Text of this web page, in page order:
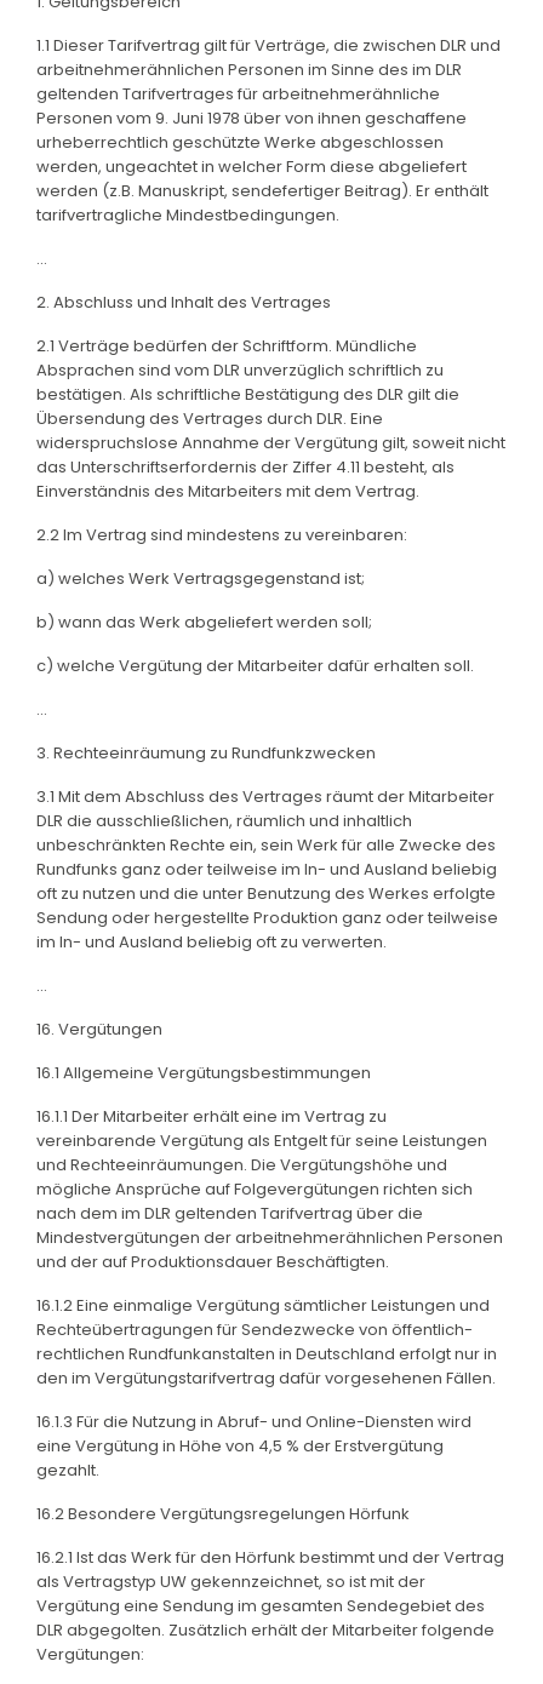
1.1 Dieser Tarifvertrag gilt für Verträge, die zwischen DLR und
arbeitnehmerähnlichen Personen im Sinne des im DLR
geltenden Tarifvertrages für arbeitnehmerähnliche
Personen vom 9. Juni 1978 über von ihnen geschaffene
urheberrechtlich geschützte Werke abgeschlossen
werden, ungeachtet in welcher Form diese abgeliefert
werden (z.B. Manuskript, sendefertiger Beitrag). Er enthält
tarifvertragliche Mindestbedingungen.
...
2. Abschluss und Inhalt des Vertrages
2.1 Verträge bedürfen der Schriftform. Mündliche
Absprachen sind vom DLR unverzüglich schriftlich zu
bestätigen. Als schriftliche Bestätigung des DLR gilt die
Übersendung des Vertrages durch DLR. Eine
widerspruchslose Annahme der Vergütung gilt, soweit nicht
das Unterschriftserfordernis der Ziffer 4.11 besteht, als
Einverständnis des Mitarbeiters mit dem Vertrag.
2.2 Im Vertrag sind mindestens zu vereinbaren:
a) welches Werk Vertragsgegenstand ist;
b) wann das Werk abgeliefert werden soll;
c) welche Vergütung der Mitarbeiter dafür erhalten soll.
...
3. Rechteeinräumung zu Rundfunkzwecken
3.1 Mit dem Abschluss des Vertrages räumt der Mitarbeiter
DLR die ausschließlichen, räumlich und inhaltlich
unbeschränkten Rechte ein, sein Werk für alle Zwecke des
Rundfunks ganz oder teilweise im In- und Ausland beliebig
oft zu nutzen und die unter Benutzung des Werkes erfolgte
Sendung oder hergestellte Produktion ganz oder teilweise
im In- und Ausland beliebig oft zu verwerten.
...
16. Vergütungen
16.1 Allgemeine Vergütungsbestimmungen
16.1.1 Der Mitarbeiter erhält eine im Vertrag zu
vereinbarende Vergütung als Entgelt für seine Leistungen
und Rechteeinräumungen. Die Vergütungshöhe und
mögliche Ansprüche auf Folgevergütungen richten sich
nach dem im DLR geltenden Tarifvertrag über die
Mindestvergütungen der arbeitnehmerähnlichen Personen
und der auf Produktionsdauer Beschäftigten.
16.1.2 Eine einmalige Vergütung sämtlicher Leistungen und
Rechteübertragungen für Sendezwecke von öffentlich-
rechtlichen Rundfunkanstalten in Deutschland erfolgt nur in
den im Vergütungstarifvertrag dafür vorgesehenen Fällen.
16.1.3 Für die Nutzung in Abruf- und Online-Diensten wird
eine Vergütung in Höhe von 4,5 % der Erstvergütung
gezahlt.
16.2 Besondere Vergütungsregelungen Hörfunk
16.2.1 Ist das Werk für den Hörfunk bestimmt und der Vertrag
als Vertragstyp UW gekennzeichnet, so ist mit der
Vergütung eine Sendung im gesamten Sendegebiet des
DLR abgegolten. Zusätzlich erhält der Mitarbeiter folgende
Vergütungen: